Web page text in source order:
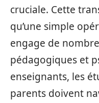
cruciale. Cette
qu’une simple
engage de
pédagogiques et
enseignants, les
parents doivent